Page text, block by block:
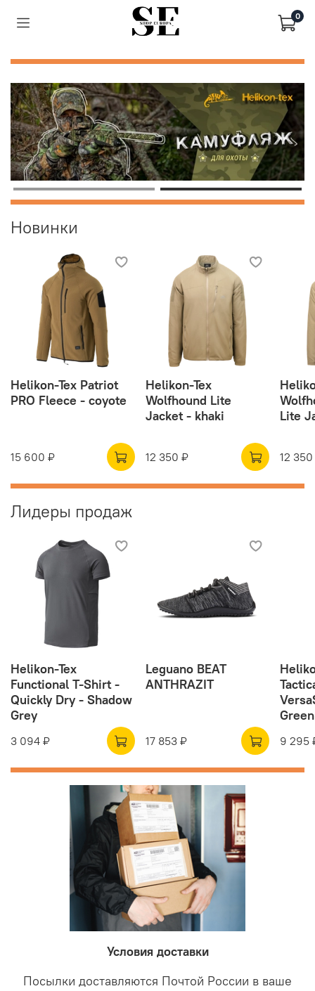
0
Новинки
Helikon-Tex Patriot
PRO Fleece - coyote
15 600 ₽
Helikon-Tex
Wolfhound Lite
Jacket - khaki
12 350 ₽
Lite
12
Лидеры продаж
Helikon-Tex
Functional T-Shirt -
Quickly Dry - Shadow
Grey
3 094 ₽
Leguano BEAT
ANTHRAZIT
17 853 ₽
Green
9 295
Условия доставки
Посылки доставляются Почтой России в ваше